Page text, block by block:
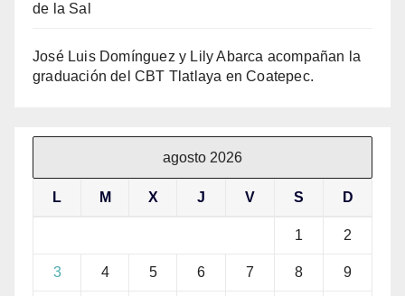
de la Sal
José Luis Domínguez y Lily Abarca acompañan la
graduación del CBT Tlatlaya en Coatepec.
agosto 2026
L M X J V S D
1 2
3 4 5 6 7 8 9